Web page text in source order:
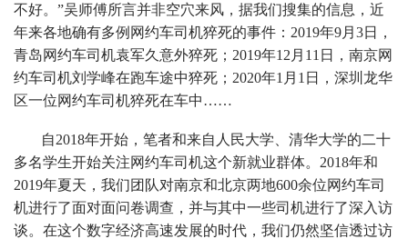
不好。”吴师傅所言并非空穴来风，据我们搜集的信息，近
年来各地确有多例网约车司机猝死的事件：2019年9月3日，
青岛网约车司机袁军久意外猝死；2019年12月11日，南京网
约车司机刘学峰在跑车途中猝死；2020年1月1日，深圳龙华
区一位网约车司机猝死在车中……
自2018年开始，笔者和来自人民大学、清华大学的二十
多名学生开始关注网约车司机这个新就业群体。2018年和
2019年夏天，我们团队对南京和北京两地600余位网约车司
机进行了面对面问卷调查，并与其中一些司机进行了深入访
谈。在这个数字经济高速发展的时代，我们仍然坚信透过访